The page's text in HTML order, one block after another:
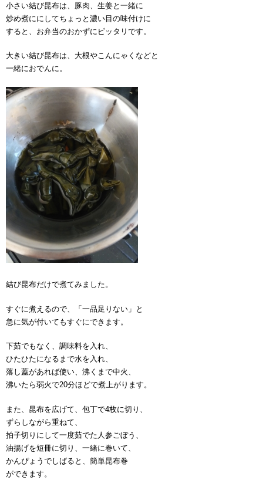
小さい結び昆布は、豚肉、生姜と一緒に
炒め煮ににしてちょっと濃い目の味付けに
すると、お弁当のおかずにピッタリです。
大きい結び昆布は、大根やこんにゃくなどと
一緒におでんに。
結び昆布だけで煮てみました。
すぐに煮えるので、「一品足りない」と
急に気が付いてもすぐにできます。
下茹でもなく、調味料を入れ、
ひたひたになるまで水を入れ、
落し蓋があれば使い、沸くまで中火、
沸いたら弱火で20分ほどで煮上がります。
また、昆布を広げて、包丁で4枚に切り、
ずらしながら重ねて、
拍子切りにして一度茹でた人参ごぼう、
油揚げを短冊に切り、一緒に巻いて、
かんぴょうでしばると、簡単昆布巻
ができます。